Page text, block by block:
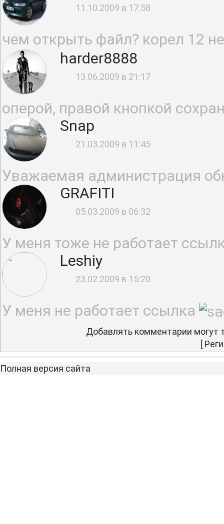
11.10.2009 в 17:58
чем открыть файл? корел 12
harder8888
13.06.2009 в 21:17
оперой, правой кнопкой
Snap
21.03.2009 в 11:45
Уважаемая администрация
GRAFITI
05.03.2009 в 06:32
У меня тоже не работает
Leshiy
23.02.2009 в 15:20
У меня не работает ссылка
Добавлять комментарии могут
[
Полная версия сайта